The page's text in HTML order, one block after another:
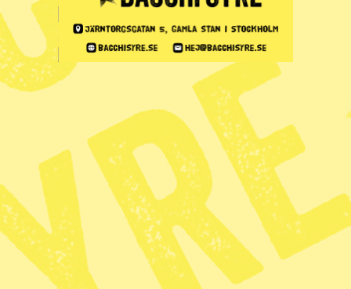
Nyheter på ditt sätt
Nyhetsbrev